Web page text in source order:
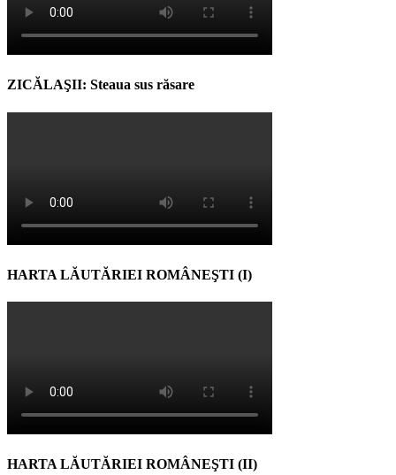
ZICĂLAŞII: Steaua sus răsare
HARTA LĂUTĂRIEI ROMÂNEŞTI (I)
HARTA LĂUTĂRIEI ROMÂNEŞTI (II)